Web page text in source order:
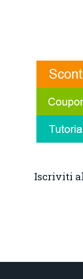
Iscriviti